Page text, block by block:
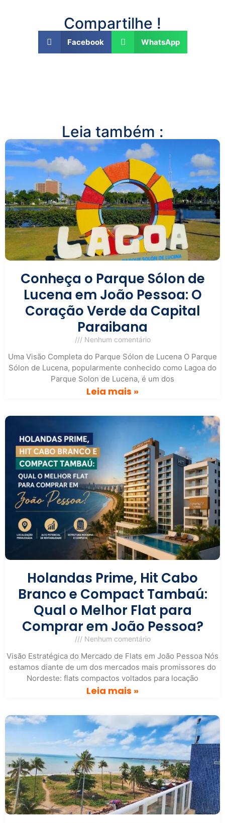
Compartilhe !
Facebook WhatsApp
Leia também :
Conheça o Parque Sólon de
Lucena em João Pessoa: O
Coração Verde da Capital
Paraibana
Nenhum comentário
Uma Visão Completa do Parque Sólon de Lucena O Parque
Sólon de Lucena, popularmente conhecido como Lagoa do
Parque Solon de Lucena, é um dos
Leia mais »
Holandas Prime, Hit Cabo
Branco e Compact Tambaú:
Qual o Melhor Flat para
Comprar em João Pessoa?
Nenhum comentário
Visão Estratégica do Mercado de Flats em João Pessoa Nós
estamos diante de um dos mercados mais promissores do
Nordeste: flats compactos voltados para locação
Leia mais »